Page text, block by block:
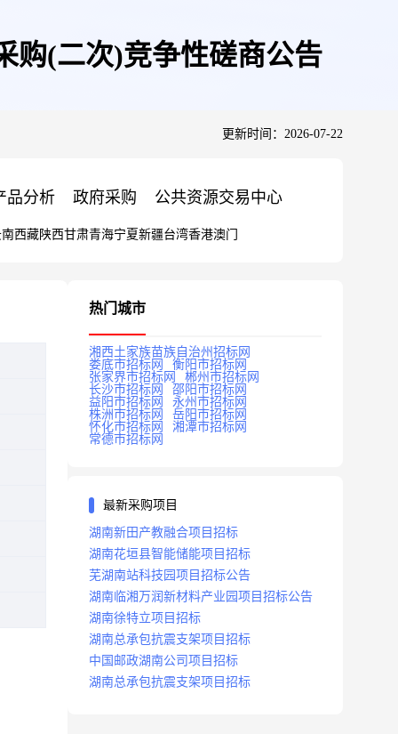
购(二次)竞争性磋商公告
更新时间：2026-07-22
品分析 政府采购 公共资源交易中心
西藏陕西甘肃青海宁夏新疆台湾香港澳门
热门城市
湘西土家族苗族自治州招标网
娄底市招标网
衡阳市招标网
张家界市招标网
郴州市招标网
长沙市招标网
邵阳市招标网
益阳市招标网
永州市招标网
株洲市招标网
岳阳市招标网
怀化市招标网
湘潭市招标网
常德市招标网
最新采购项目
湖南新田产教融合项目招标
湖南花垣县智能储能项目招标
芜湖南站科技园项目招标公告
湖南临湘万润新材料产业园项目招标公告
湖南徐特立项目招标
湖南总承包抗震支架项目招标
中国邮政湖南公司项目招标
湖南总承包抗震支架项目招标